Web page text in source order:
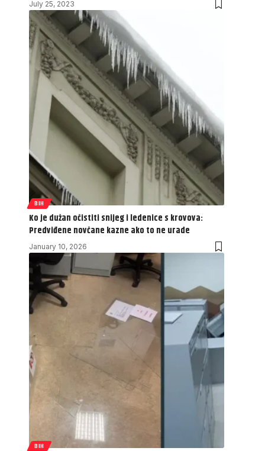
July 25, 2023
BIH
Ko je dužan očistiti snijeg i ledenice s krovova:
Predviđene novčane kazne ako to ne urade
January 10, 2026
BIH